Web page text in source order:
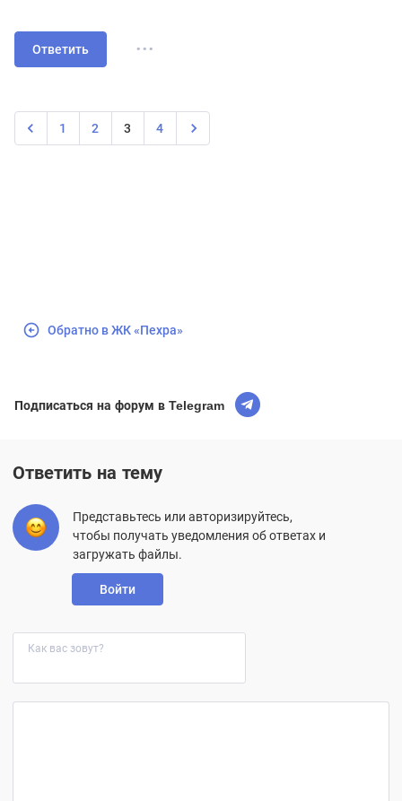
Ответить ...
1 2 3 4
Обратно в ЖК «Пехра»
Подписаться на форум в Telegram
Ответить на тему
Представьтесь или авторизируйтесь,
чтобы получать уведомления об ответах и
загружать файлы.
Войти
Как вас зовут?